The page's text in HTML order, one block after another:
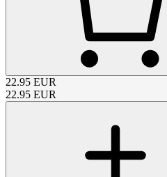
22.95 EUR
22.95 EUR